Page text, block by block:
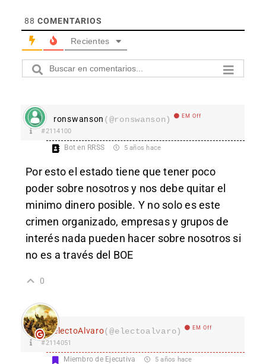
88 COMENTARIOS
Recientes
ronswanson (@ronswanson) EM Off
#2114100
Bot en RRSS 5 años hace
Por esto el estado tiene que tener poco
poder sobre nosotros y nos debe quitar el
minimo dinero posible. Y no solo es este
crimen organizado, empresas y grupos de
interés nada pueden hacer sobre nosotros si
no es a través del BOE
0
electoAlvaro(@electoalvaro) EM Off
#2114051
Miembro de Ejecutiva 5 años hace